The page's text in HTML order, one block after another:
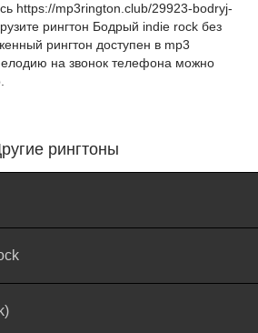
https://mp3rington.club/29923-bodryj-
рингтон Бодрый indie rock без
рингтон доступен в mp3
на звонок телефона можно
рингтоны